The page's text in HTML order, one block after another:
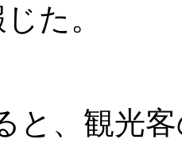
た。
と、観光